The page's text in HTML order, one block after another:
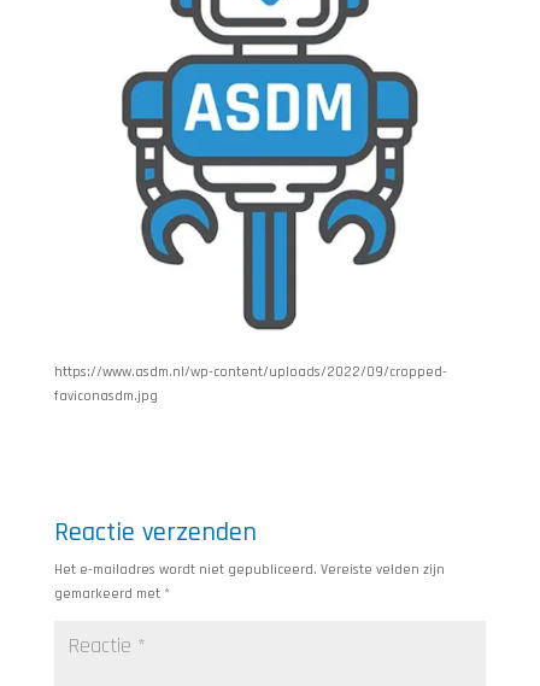
https://www.asdm.nl/wp-content/uploads/2022/09/cropped-
faviconasdm.jpg
Reactie verzenden
Het e-mailadres wordt niet gepubliceerd. Vereiste velden zijn
gemarkeerd met *